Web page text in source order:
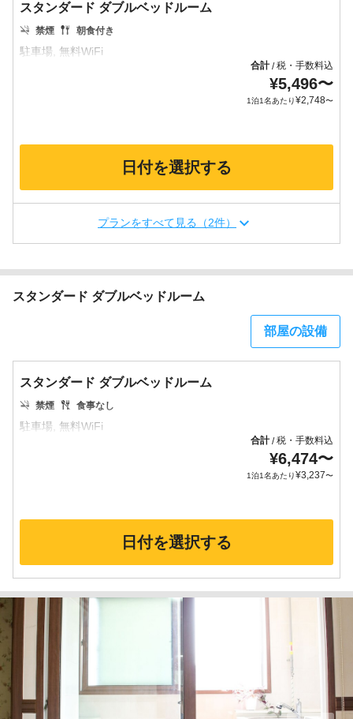
スタンダード ダブルベッドルーム
禁煙 朝食付き
合計/税・手数料込
¥5,496〜
1泊1名あたり¥2,748〜
日付を選択する
プランをすべて見る（2件）
スタンダード ダブルベッドルーム
部屋の設備
スタンダード ダブルベッドルーム
禁煙 食事なし
合計/税・手数料込
¥6,474〜
1泊1名あたり¥3,237〜
日付を選択する